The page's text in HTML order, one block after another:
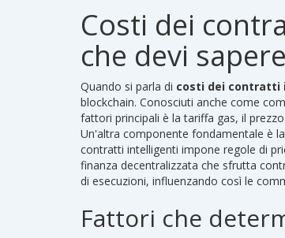
Costi dei
che devi sapere
Quando si parla di costi dei contratti
blockchain. Conosciuti anche come
fattori principali è latariffa gas, il
Un'altra componente fondamentale è
contratti intelligenti impone regole di
finanza decentralizzata che sfrutta
di esecuzioni, influenzando così le
Fattori che